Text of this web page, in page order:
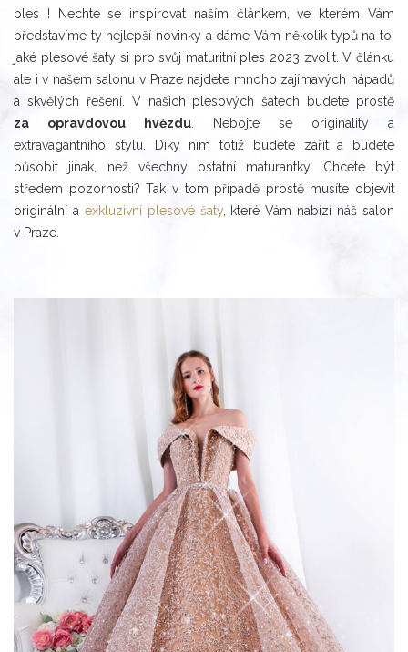
ples ! Nechte se inspirovat naším článkem, ve kterém Vám
představíme ty nejlepší novinky a dáme Vám několik typů na to,
jaké plesové šaty si pro svůj maturitní ples 2023 zvolit. V článku
ale i v našem salonu v Praze najdete mnoho zajímavých nápadů
a skvělých řešení. V našich plesových šatech budete prostě
za opravdovou hvězdu . Nebojte se originality a
extravagantního stylu. Díky nim totiž budete zářit a budete
působit jinak, než všechny ostatní maturantky. Chcete být
středem pozornosti? Tak v tom případě prostě musíte objevit
originální a exkluzivní plesové šaty, které Vám nabízí náš salon
v Praze.